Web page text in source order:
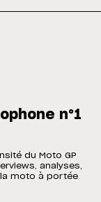
n°1
du Moto GP
analyses,
moto à portée